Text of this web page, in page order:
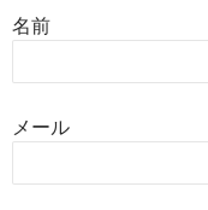
名前
メール